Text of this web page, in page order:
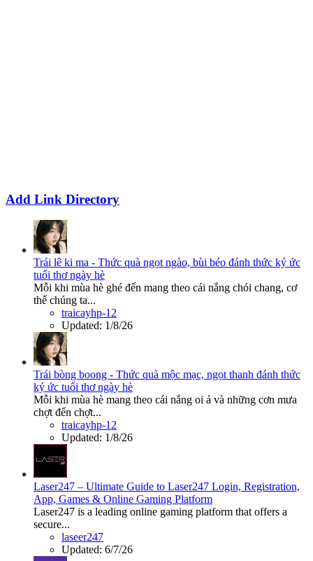
Add Link Directory
Trái lê ki ma - Thức quà ngọt ngào, bùi béo đánh thức ký ức
tuổi thơ ngày hè
Mỗi khi mùa hè ghé đến mang theo cái nắng chói chang, cơ
thể chúng ta...
traicayhp-12
Updated: 1/8/26
Trái bòng boong - Thức quà mộc mạc, ngọt thanh đánh thức
ký ức tuổi thơ ngày hè
Mỗi khi mùa hè mang theo cái nắng oi ả và những cơn mưa
chợt đến chợt...
traicayhp-12
Updated: 1/8/26
Laser247 – Ultimate Guide to Laser247 Login, Registration,
App, Games & Online Gaming Platform
Laser247 is a leading online gaming platform that offers a
secure...
laseer247
Updated: 6/7/26